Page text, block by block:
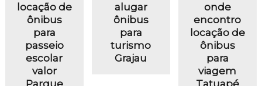
locação de
ônibus
para
passeio
escolar
valor
Parque
alugar
ônibus
para
turismo
Grajau
onde
encontro
locação de
ônibus
para
viagem
Tatuapé